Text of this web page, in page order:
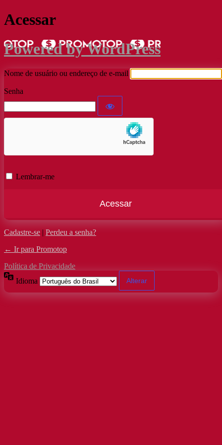
Acessar
Powered by WordPress
Nome de usuário ou endereço de e-mail
Senha
Lembrar-me
Cadastre-se | Perdeu a senha?
← Ir para Promotop
Política de Privacidade
Idioma